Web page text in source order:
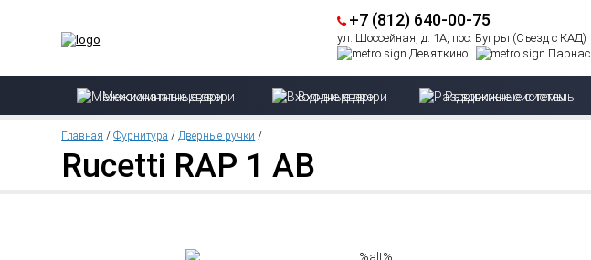
+7 (812) 640-00-75
ул. Шоссейная, д. 1А, пос. Бугры (Съезд с КАД)
Девяткино
Парнас
Межкомнатные двери Входные двери Раздвижные системы
Главная /Фурнитура /Дверные ручки /
Rucetti RAP 1 AB